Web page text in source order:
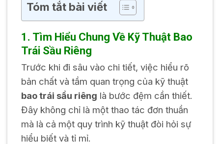
Tóm tắt bài viết
1. Tìm Hiểu Chung Về Kỹ Thuật Bao
Trái Sầu Riêng
Trước khi đi sâu vào chi tiết, việc hiểu rõ
bản chất và tầm quan trọng của kỹ thuật
bao trái sầu riêng là bước đệm cần thiết.
Đây không chỉ là một thao tác đơn thuần
mà là cả một quy trình kỹ thuật đòi hỏi sự
hiểu biết và tỉ mỉ.